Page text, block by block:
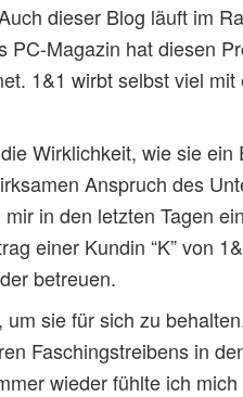
dieser Blog läuft im
PC-Magazin hat diesen
1&1 wirbt selbst viel mit
Wirklichkeit, wie sie ein
Anspruch des
in den letzten Tagen
einer Kundin “K” von
betreuen.
sie für sich zu
Faschingstreibens in
wieder fühlte ich